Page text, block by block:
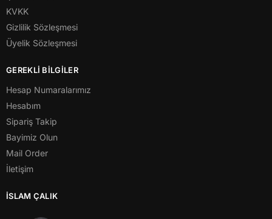
KVKK
Gizlilik Sözleşmesi
Üyelik Sözleşmesi
GEREKLİ BİLGİLER
Hesap Numaralarımız
Hesabım
Sipariş Takip
Bayimiz Olun
Mail Order
İletişim
İSLAM ÇALIK